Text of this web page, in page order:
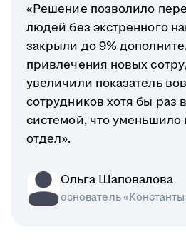
«Решение позволило
людей без экстренного
закрыли до 9%
привлечения новых
увеличили показатель
сотрудников хотя бы раз
системой, что уменьшило
отдел».
Ольга Шаповалова
основатель